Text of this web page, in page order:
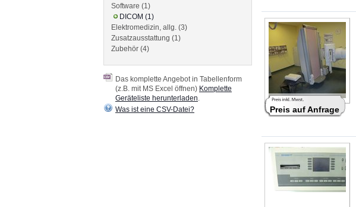
Preis auf Anfrage
Software (1)
DICOM (1)
Elektromedizin, allg. (3)
Zusatzausstattung (1)
Zubehör (4)
Das komplette Angebot in Tabellenform
(z.B. mit MS Excel öffnen) Komplette
Geräteliste herunterladen
Was ist eine CSV-Datei?